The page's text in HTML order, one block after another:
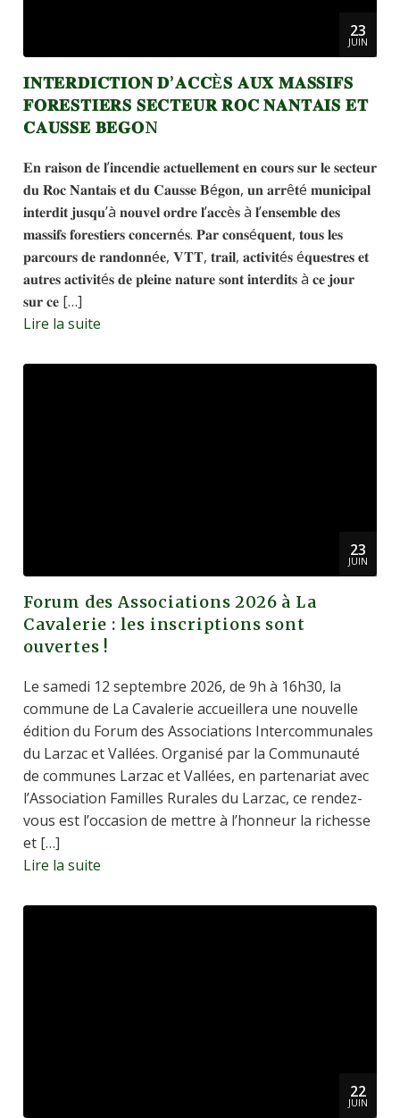
23
JUIN
𝐈𝐍𝐓𝐄𝐑𝐃𝐈𝐂𝐓𝐈𝐎𝐍 𝐃’𝐀𝐂𝐂È𝐒 𝐀𝐔𝐗 𝐌𝐀𝐒𝐒𝐈𝐅𝐒
𝐅𝐎𝐑𝐄𝐒𝐓𝐈𝐄𝐑𝐒 𝐒𝐄𝐂𝐓𝐄𝐔𝐑 𝐑𝐎𝐂 𝐍𝐀𝐍𝐓𝐀𝐈𝐒 𝐄𝐓
𝐂𝐀𝐔𝐒𝐒𝐄 𝐁𝐄𝐆𝐎N
𝐄𝐧 𝐫𝐚𝐢𝐬𝐨𝐧 𝐝𝐞 𝐥’𝐢𝐧𝐜𝐞𝐧𝐝𝐢𝐞 𝐚𝐜𝐭𝐮𝐞𝐥𝐥𝐞𝐦𝐞𝐧𝐭 𝐞𝐧 𝐜𝐨𝐮𝐫𝐬 𝐬𝐮𝐫 𝐥𝐞 𝐬𝐞𝐜𝐭𝐞𝐮𝐫
𝐝𝐮 𝐑𝐨𝐜 𝐍𝐚𝐧𝐭𝐚𝐢𝐬 𝐞𝐭 𝐝𝐮 𝐂𝐚𝐮𝐬𝐬𝐞 𝐁é𝐠𝐨𝐧, 𝐮𝐧 𝐚𝐫𝐫ê𝐭é 𝐦𝐮𝐧𝐢𝐜𝐢𝐩𝐚𝐥
𝐢𝐧𝐭𝐞𝐫𝐝𝐢𝐭 𝐣𝐮𝐬𝐪𝐮’à 𝐧𝐨𝐮𝐯𝐞𝐥 𝐨𝐫𝐝𝐫𝐞 𝐥’𝐚𝐜𝐜è𝐬 à 𝐥’𝐞𝐧𝐬𝐞𝐦𝐛𝐥𝐞 𝐝𝐞𝐬
𝐦𝐚𝐬𝐬𝐢𝐟𝐬 𝐟𝐨𝐫𝐞𝐬𝐭𝐢𝐞𝐫𝐬 𝐜𝐨𝐧𝐜𝐞𝐫𝐧é𝐬. 𝐏𝐚𝐫 𝐜𝐨𝐧𝐬é𝐪𝐮𝐞𝐧𝐭, 𝐭𝐨𝐮𝐬 𝐥𝐞𝐬
𝐩𝐚𝐫𝐜𝐨𝐮𝐫𝐬 𝐝𝐞 𝐫𝐚𝐧𝐝𝐨𝐧𝐧é𝐞, 𝐕𝐓𝐓, 𝐭𝐫𝐚𝐢𝐥, 𝐚𝐜𝐭𝐢𝐯𝐢𝐭é𝐬 é𝐪𝐮𝐞𝐬𝐭𝐫𝐞𝐬 𝐞𝐭
𝐚𝐮𝐭𝐫𝐞𝐬 𝐚𝐜𝐭𝐢𝐯𝐢𝐭é𝐬 𝐝𝐞 𝐩𝐥𝐞𝐢𝐧𝐞 𝐧𝐚𝐭𝐮𝐫𝐞 𝐬𝐨𝐧𝐭 𝐢𝐧𝐭𝐞𝐫𝐝𝐢𝐭𝐬 à 𝐜𝐞 𝐣𝐨𝐮𝐫
𝐬𝐮𝐫 𝐜𝐞 […]
Lire la suite
23
JUIN
Forum des Associations 2026 à La
Cavalerie : les inscriptions sont
ouvertes !
Le samedi 12 septembre 2026, de 9h à 16h30, la
commune de La Cavalerie accueillera une nouvelle
édition du Forum des Associations Intercommunales
du Larzac et Vallées. Organisé par la Communauté
de communes Larzac et Vallées, en partenariat avec
l’Association Familles Rurales du Larzac, ce rendez-
vous est l’occasion de mettre à l’honneur la richesse
et […]
Lire la suite
22
JUIN